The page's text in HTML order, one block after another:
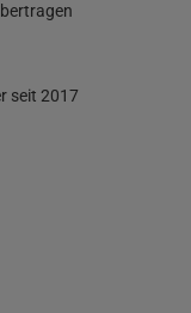
seit 2017